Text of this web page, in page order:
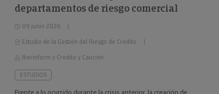
departamentos de riesgo comercial
09 junio 2026
Estudio de la Gestión del Riesgo de Credito
Iberinform y Credito y Caución
ESTUDIOS